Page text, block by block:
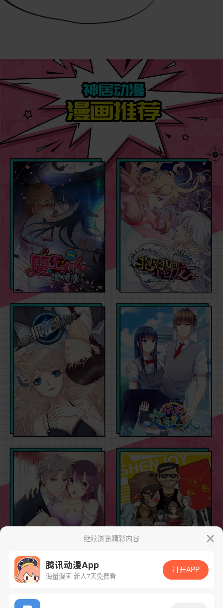
App免费看
继续浏览精彩内容
腾讯动漫App
海量漫画 新人7天免费看
打开APP